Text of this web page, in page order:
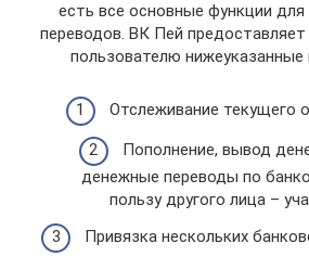
есть все основные функции
переводов. ВК Пей
пользователю
Отслеживание текущего
Пополнение, вывод
денежные переводы по
пользу другого лица –
Привязка нескольких